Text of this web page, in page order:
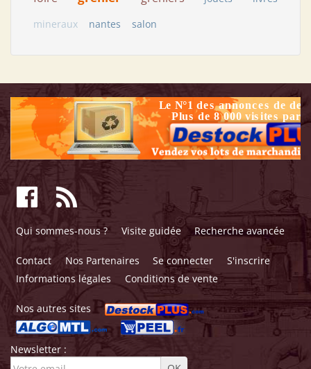
mineraux
nantes salon
Qui sommes-nous ? Visite guidée Recherche avancée
Contact Nos Partenaires Se connecter
S'inscrire
Informations légales
Conditions de vente
Nos autres sites
Newsletter :